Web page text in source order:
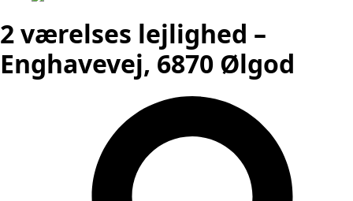
2 værelses lejlighed –
Enghavevej, 6870 Ølgod